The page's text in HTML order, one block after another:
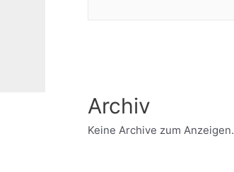
Archiv
Keine Archive zum Anzeigen.